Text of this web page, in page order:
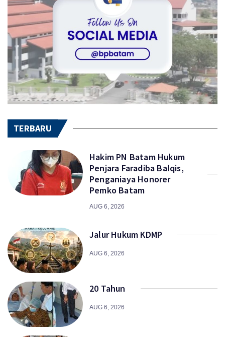
TERBARU
Hakim PN Batam Hukum
Penjara Faradiba Balqis,
Penganiaya Honorer
Pemko Batam
AUG 6, 2026
Jalur Hukum KDMP
AUG 6, 2026
20 Tahun
AUG 6, 2026